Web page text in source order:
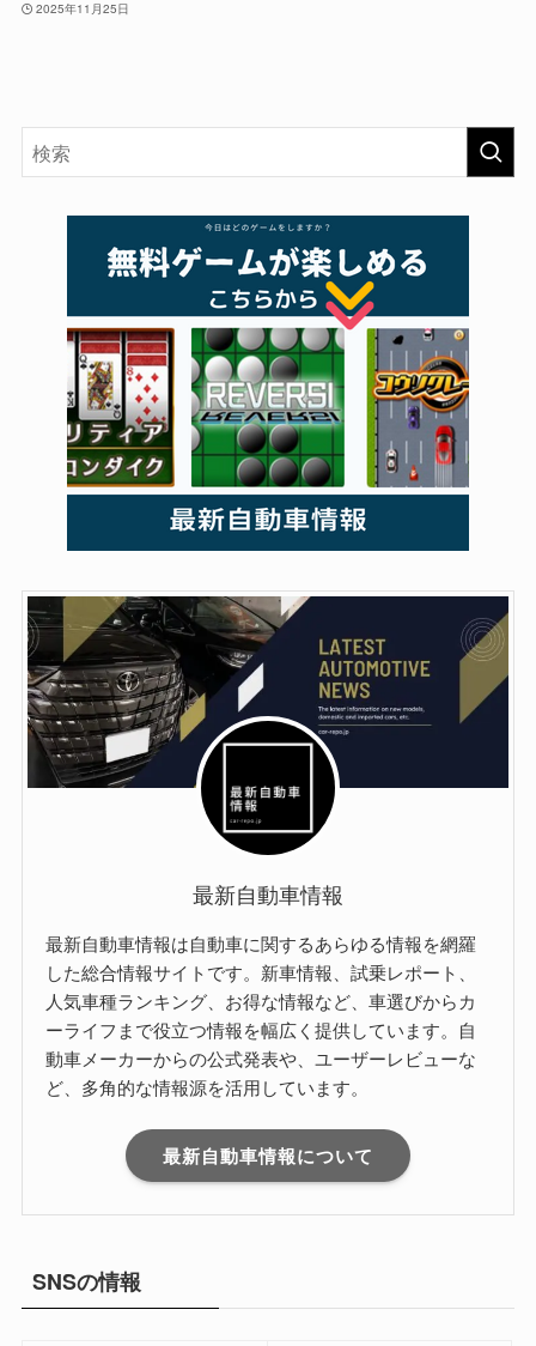
2025年11月25日
最新自動車情報
最新自動車情報は自動車に関するあらゆる情報を網羅
した総合情報サイトです。新車情報、試乗レポート、
人気車種ランキング、お得な情報など、車選びからカ
ーライフまで役立つ情報を幅広く提供しています。自
動車メーカーからの公式発表や、ユーザーレビューな
ど、多角的な情報源を活用しています。
最新自動車情報について
SNSの情報